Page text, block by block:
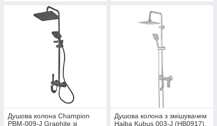
Душова колона Champion
PBM-009-J Graphite зі
Душова колона з змішувачем
Haiba Kubus 003-J (HB0917),